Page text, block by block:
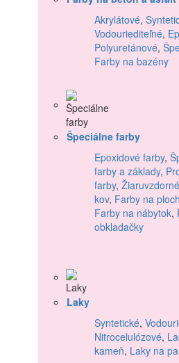
Akrylátové,
Vodouriediteľné,
Polyuretánové,
Farby na bazény
Špeciálne farby
Epoxidové farby,
farby a základy,
farby,
kov, Farby na
Farby na nábytok,
obkladačky
Laky
Syntetické,
Nitrocelulózové,
kameň, Laky na